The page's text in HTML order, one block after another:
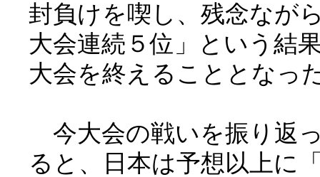
封負けを喫し、残念なが
大会連続５位」という結
大会を終えることとなっ
今大会の戦いを振り返
ると、日本は予想以上に